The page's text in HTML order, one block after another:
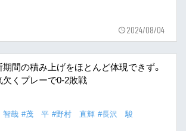
2024/08/04
間の積み上げをほとんど体現できず。
欠くプレーで0-2敗戦
哉 #茂 平 #野村 直輝 #長沢 駿